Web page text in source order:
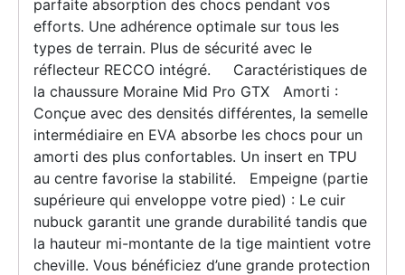
parfaite absorption des chocs pendant vos
efforts. Une adhérence optimale sur tous les
types de terrain. Plus de sécurité avec le
réflecteur RECCO intégré. Caractéristiques de
la chaussure Moraine Mid Pro GTX Amorti :
Conçue avec des densités différentes, la semelle
intermédiaire en EVA absorbe les chocs pour un
amorti des plus confortables. Un insert en TPU
au centre favorise la stabilité. Empeigne (partie
supérieure qui enveloppe votre pied) : Le cuir
nubuck garantit une grande durabilité tandis que
la hauteur mi-montante de la tige maintient votre
cheville. Vous bénéficiez d’une grande protection